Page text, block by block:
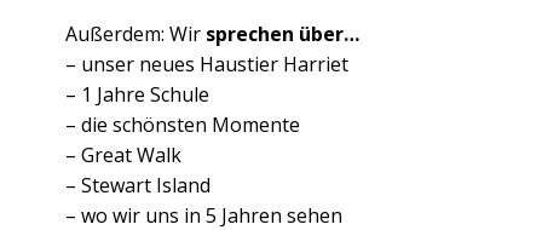
Außerdem: Wir sprechen über…
– unser neues Haustier Harriet
– 1 Jahre Schule
– die schönsten Momente
– Great Walk
– Stewart Island
– wo wir uns in 5 Jahren sehen